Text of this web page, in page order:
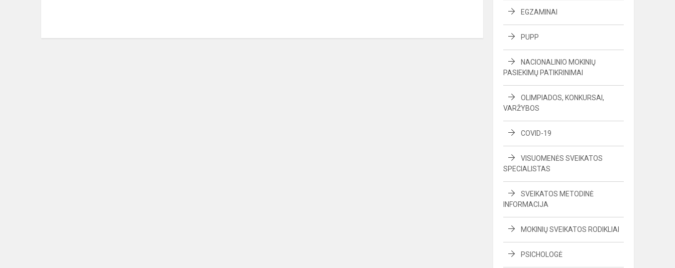
EGZAMINAI
PUPP
NACIONALINIO MOKINIŲ
PASIEKIMŲ PATIKRINIMAI
OLIMPIADOS, KONKURSAI,
VARŽYBOS
COVID-19
VISUOMENĖS SVEIKATOS
SPECIALISTAS
SVEIKATOS METODINĖ
INFORMACIJA
MOKINIŲ SVEIKATOS RODIKLIAI
PSICHOLOGĖ